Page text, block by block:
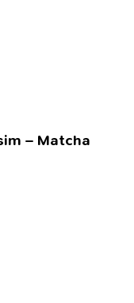
– Matcha